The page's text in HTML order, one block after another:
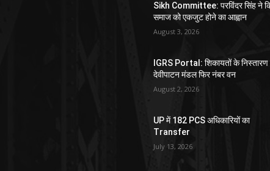
Sikh Committee: परविंदर सिंह ने
समाज को एकजुट होने का आह्वान
August 3, 2026
IGRS Portal: शिकायतों के निस्तारण
देवीपाटन मंडल फिर नंबर वन
August 2, 2026
UP में 182 PCS अधिकारियों का
Transfer
July 13, 2026